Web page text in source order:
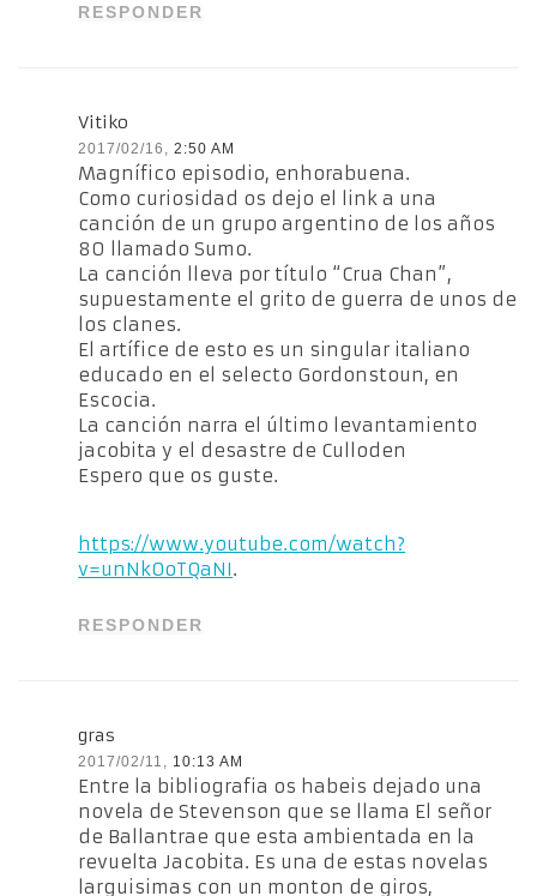
RESPONDER
Vitiko
2017/02/16, 2:50 AM
Magnífico episodio, enhorabuena.
Como curiosidad os dejo el link a una
canción de un grupo argentino de los años
80 llamado Sumo.
La canción lleva por título “Crua Chan”,
supuestamente el grito de guerra de unos de
los clanes.
El artífice de esto es un singular italiano
educado en el selecto Gordonstoun, en
Escocia.
La canción narra el último levantamiento
jacobita y el desastre de Culloden
Espero que os guste.
https://www.youtube.com/watch?
v=unNkOoTQaNI.
RESPONDER
gras
2017/02/11, 10:13 AM
Entre la bibliografia os habeis dejado una
novela de Stevenson que se llama El señor
de Ballantrae que esta ambientada en la
revuelta Jacobita. Es una de estas novelas
larguisimas con un monton de giros,